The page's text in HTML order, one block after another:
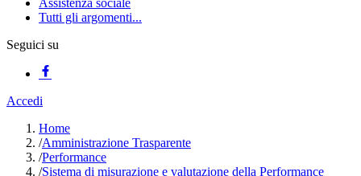
Assistenza sociale
Tutti gli argomenti...
Seguici su
Accedi
Home
/Amministrazione Trasparente
/Performance
/Sistema di misurazione e valutazione della Performance